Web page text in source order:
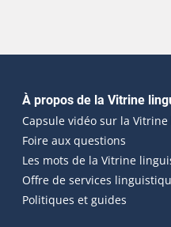
Navigation
À propos de la Vitrine
Capsule vidéo sur la
Foire aux questions
Les mots de la Vitrine
Offre de services
Politiques et guides